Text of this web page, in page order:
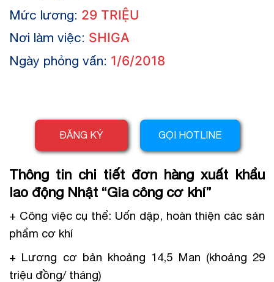
Mức lương: 29 TRIỆU
Nơi làm việc: SHIGA
Ngày phỏng vấn: 1/6/2018
ĐĂNG KÝ GỌI HOTLINE
Thông tin chi tiết đơn hàng xuất khẩu
lao động Nhật “Gia công cơ khí”
+ Công việc cụ thể: Uốn dập, hoàn thiện các sản
phẩm cơ khí
+ Lương cơ bản khoảng 14,5 Man (khoảng 29
triệu đồng/ tháng)